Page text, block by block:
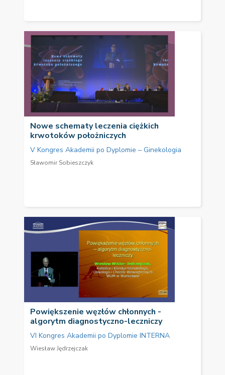
Nowe schematy leczenia ciężkich
krwotoków położniczych
V Kongres Akademii po Dyplomie – Ginekologia
Sławomir Sobieszczyk
Powiększenie węzłów chłonnych -
algorytm diagnostyczno-leczniczy
VI Kongres Akademii po Dyplomie INTERNA
Wiesław Jędrzejczak